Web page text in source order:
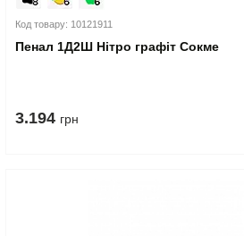
Код товару: 10121911
Пенал 1Д2Ш Нітро графіт Сокме
3.194 грн